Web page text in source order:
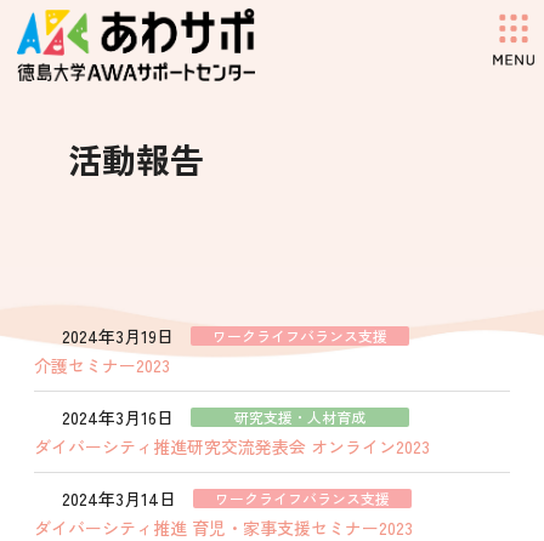
活動報告
2024年3月19日 ワークライフバランス支援
介護セミナー2023
2024年3月16日 研究支援・人材育成
ダイバーシティ推進研究交流発表会 オンライン2023
2024年3月14日 ワークライフバランス支援
ダイバーシティ推進 育児・家事支援セミナー2023